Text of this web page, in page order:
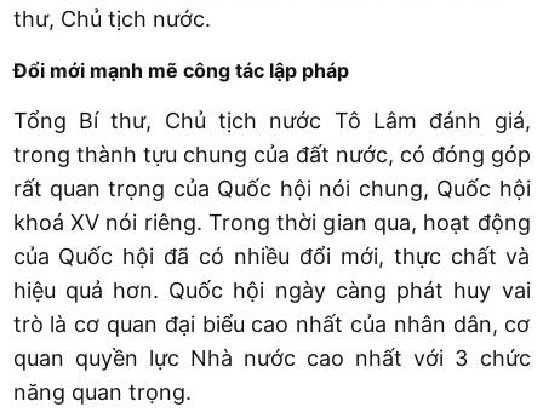
thư, Chủ tịch nước.
Đổi mới mạnh mẽ công tác lập pháp
Tổng Bí thư, Chủ tịch nước Tô Lâm đánh giá,
trong thành tựu chung của đất nước, có đóng góp
rất quan trọng của Quốc hội nói chung, Quốc hội
khoá XV nói riêng. Trong thời gian qua, hoạt động
của Quốc hội đã có nhiều đổi mới, thực chất và
hiệu quả hơn. Quốc hội ngày càng phát huy vai
trò là cơ quan đại biểu cao nhất của nhân dân, cơ
quan quyền lực Nhà nước cao nhất với 3 chức
năng quan trọng.